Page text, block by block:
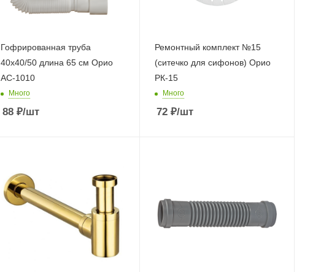
Гофрированная труба
40х40/50 длина 65 см Орио
АС-1010
Много
88₽/шт
Ремонтный комплект №15
(ситечко для сифонов) Орио
РК-15
Много
72 ₽/шт